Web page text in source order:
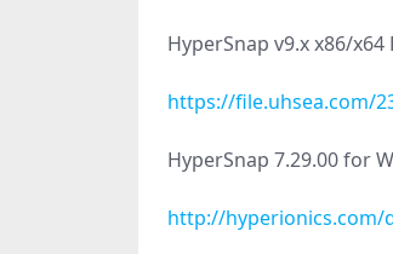
HyperSnap v9.x x86/
https://file.uhsea.com/
HyperSnap 7.29.00 for
http://hyperionics.com/